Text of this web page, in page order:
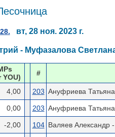
вт, 28 ноя. 2023 г.
- Муфазалова
YOU)
#
4,00 203 Ануфриева
0,00 203 Ануфриева
-2,00 104 Валяев Александр